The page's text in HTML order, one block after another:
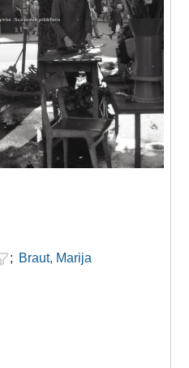
; Braut, Marija